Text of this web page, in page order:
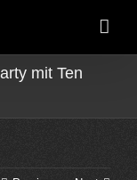
mit Ten